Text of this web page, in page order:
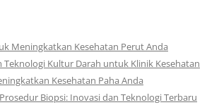
Meningkatkan Kesehatan Perut Anda
Teknologi Kultur Darah untuk Klinik Kesehatan
Kesehatan Paha Anda
Biopsi: Inovasi dan Teknologi Terbaru